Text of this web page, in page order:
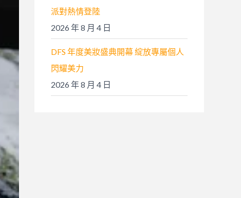
派對熱情登陸
2026 年 8 月 4 日
DFS 年度美妝盛典開幕 綻放專屬個人
閃耀美力
2026 年 8 月 4 日